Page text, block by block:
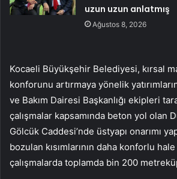
uzun uzun anlatmış
Ağustos 8, 2026
Kocaeli Büyükşehir Belediyesi, kırsal
konforunu artırmaya yönelik
ve Bakım Dairesi Başkanlığı ekipleri
çalışmalar kapsamında beton yol olan
Gölcük Caddesi’nde üstyapı onarımı
bozulan kısımlarının daha konforlu
çalışmalarda toplamda bin 200